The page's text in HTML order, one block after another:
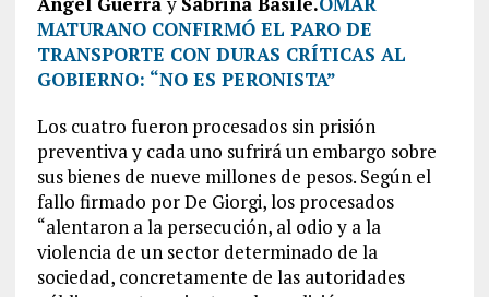
MATURANO CONFIRMÓ EL PARO DE
TRANSPORTE CON DURAS CRÍTICAS AL
GOBIERNO: “NO ES PERONISTA”
Los cuatro fueron procesados sin prisión
preventiva y cada uno sufrirá un embargo sobre
sus bienes de nueve millones de pesos. Según el
fallo firmado por De Giorgi, los procesados
“alentaron a la persecución, al odio y a la
violencia de un sector determinado de la
sociedad, concretamente de las autoridades